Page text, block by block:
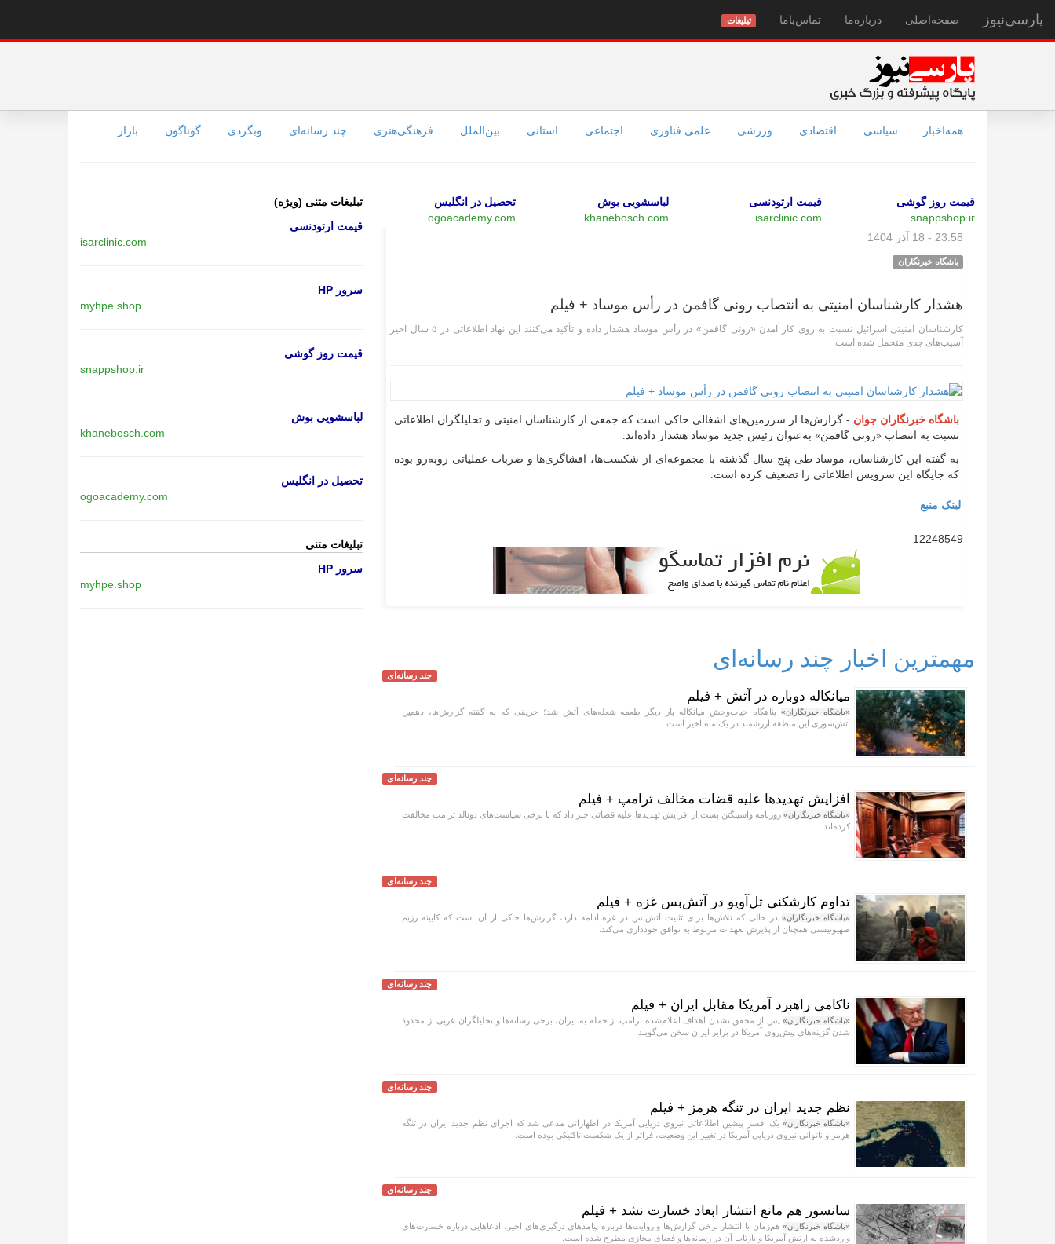
پارسی‌نیوز صفحه‌اصلی درباره‌ما تماس‌با‌ما تبلیغات
همه‌اخبار سیاسی اقتصادی ورزشی علمی فناوری اجتماعی استانی بین‌الملل فرهنگی‌هنری چند رسانه‌ای وبگردی گوناگون بازار
قیمت روز گوشی
snappshop.ir
قیمت ارتودنسی
isarclinic.com
لباسشویی بوش
khanebosch.com
تحصیل در انگلیس
ogoacademy.com
23:58 - 18 آذر 1404
باشگاه خبرنگاران
هشدار کارشناسان امنیتی به انتصاب رونی گافمن در رأس موساد + فیلم
کارشناسان امنیتی اسرائیل نسبت به روی کار آمدن «رونی گافمن» در رأس موساد هشدار داده و تأکید می‌کنند این نهاد اطلاعاتی در ۵ سال اخیر
آسیب‌های جدی متحمل شده است.
باشگاه خبرنگاران جوان - گزارش‌ها از سرزمین‌های اشغالی حاکی است که جمعی از کارشناسان امنیتی و تحلیلگران اطلاعاتی
نسبت به انتصاب «رونی گافمن» به‌عنوان رئیس جدید موساد هشدار داده‌اند.
به گفته این کارشناسان، موساد طی پنج سال گذشته با مجموعه‌ای از شکست‌ها، افشاگری‌ها و ضربات عملیاتی روبه‌رو بوده
که جایگاه این سرویس اطلاعاتی را تضعیف کرده است.
لینک منبع
12248549
مهمترین اخبار چند رسانه‌ای
چند رسانه‌ای
میانکاله دوباره در آتش + فیلم
«باشگاه خبرنگاران»پناهگاه حیات‌وحش میانکاله بار دیگر طعمه شعله‌های آتش شد؛ حریقی که به گفته گزارش‌ها، دهمین
آتش‌سوزی این منطقه ارزشمند در یک ماه اخیر است.
چند رسانه‌ای
افزایش تهدید‌ها علیه قضات مخالف ترامپ + فیلم
«باشگاه خبرنگاران» روزنامه واشینگتن پست از افزایش تهدید‌ها علیه قضاتی خبر داد که با برخی سیاست‌های دونالد ترامپ مخالفت
کرده‌اند.
چند رسانه‌ای
تداوم کارشکنی تل‌آویو در آتش‌بس غزه + فیلم
«باشگاه خبرنگاران»در حالی که تلاش‌ها برای تثبیت آتش‌بس در غزه ادامه دارد، گزارش‌ها حاکی از آن است که کابینه رژیم
صهیونیستی همچنان از پذیرش تعهدات مربوط به توافق خودداری می‌کند.
چند رسانه‌ای
ناکامی راهبرد آمریکا مقابل ایران + فیلم
«باشگاه خبرنگاران»پس از محقق نشدن اهداف اعلام‌شده ترامپ از حمله به ایران، برخی رسانه‌ها و تحلیلگران غربی از محدود
شدن گزینه‌های پیش‌روی آمریکا در برابر ایران سخن می‌گویند.
چند رسانه‌ای
نظم جدید ایران در تنگه هرمز + فیلم
«باشگاه خبرنگاران» یک افسر پیشین اطلاعاتی نیروی دریایی آمریکا در اظهاراتی مدعی شد که اجرای نظم جدید ایران در تنگه
هرمز و ناتوانی نیروی دریایی آمریکا در تغییر این وضعیت، فراتر از یک شکست تاکتیکی بوده است.
چند رسانه‌ای
سانسور هم مانع انتشار ابعاد خسارت نشد + فیلم
«باشگاه خبرنگاران»هم‌زمان با انتشار برخی گزارش‌ها و روایت‌ها درباره پیامد‌های درگیری‌های اخیر، ادعا‌هایی درباره خسارت‌های
واردشده به ارتش آمریکا و بازتاب آن در رسانه‌ها و فضای مجازی مطرح شده است.
تبلیغات متنی (ویژه)
قیمت ارتودنسی
isarclinic.com
سرور HP
myhpe.shop
قیمت روز گوشی
snappshop.ir
لباسشویی بوش
khanebosch.com
تحصیل در انگلیس
ogoacademy.com
تبلیغات متنی
سرور HP
myhpe.shop